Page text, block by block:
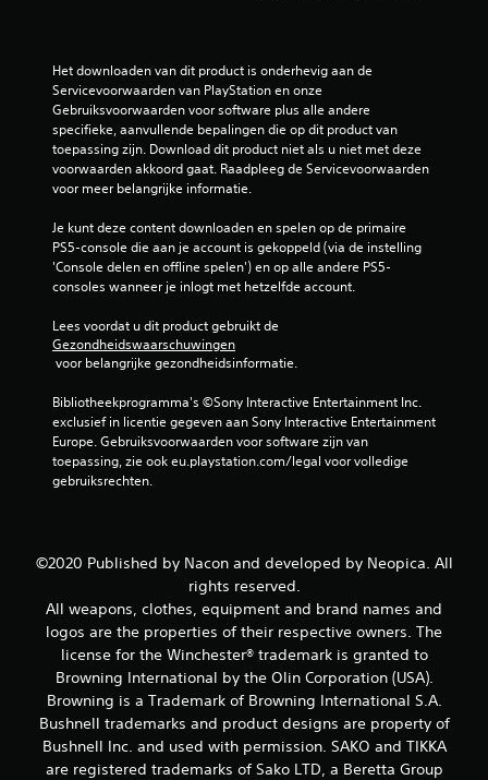
u
i
t
3
b
e
r
d
e
l
i
Het downloaden van dit product is onderhevig aan de
Servicevoorwaarden van PlayStation en onze
Gebruiksvoorwaarden voor software plus alle andere
specifieke, aanvullende bepalingen die op dit product van
toepassing zijn. Download dit product niet als u niet met deze
voorwaarden akkoord gaat. Raadpleeg de Servicevoorwaarden
voor meer belangrijke informatie.
Je kunt deze content downloaden en spelen op de primaire
PS5-console die aan je account is gekoppeld (via de instelling
'Console delen en offline spelen') en op alle andere PS5-
consoles wanneer je inlogt met hetzelfde account.
Lees voordat u dit product gebruikt de
Gezondheidswaarschuwingen
voor belangrijke gezondheidsinformatie.
Bibliotheekprogramma's ©Sony Interactive Entertainment Inc.
exclusief in licentie gegeven aan Sony Interactive Entertainment
Europe. Gebruiksvoorwaarden voor software zijn van
toepassing, zie ook eu.playstation.com/legal voor volledige
gebruiksrechten.
©2020 Published by Nacon and developed by Neopica. All
rights reserved.
All weapons, clothes, equipment and brand names and
logos are the properties of their respective owners. The
license for the Winchester® trademark is granted to
Browning International by the Olin Corporation (USA).
Browning is a Trademark of Browning International S.A.
Bushnell trademarks and product designs are property of
Bushnell Inc. and used with permission. SAKO and TIKKA
are registered trademarks of Sako LTD, a Beretta Group